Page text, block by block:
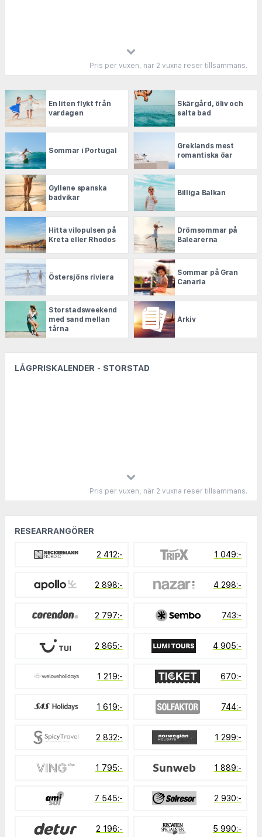
Pris per vuxen, när 2 vuxna reser tillsammans.
En liten flykt från
vardagen
Skärgård, öliv och
salta bad
Sommar i Portugal
Greklands mest
romantiska öar
Gyllene spanska
badvikar
Billiga Balkan
Hitta vilopulsen på
Kreta eller Rhodos
Drömsommar på
Balearerna
Östersjöns riviera
Sommar på Gran
Canaria
Storstadsweekend
med sand mellan
tårna
Arkiv
LÅGPRISKALENDER - STORSTAD
Pris per vuxen, när 2 vuxna reser tillsammans.
RESEARRANGÖRER
2 412:- 1 049:-
2 898:- 4 298:-
2 797:- 743:-
2 865:- 4 905:-
1 219:- 670:-
1 619:- 744:-
2 832:- 1 299:-
1 795:- 1 889:-
7 545:- 2 930:-
2 196:- 5 990:-